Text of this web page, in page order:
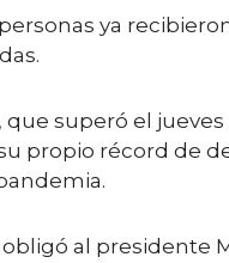
ya
superó el
propio récord de
al presidente